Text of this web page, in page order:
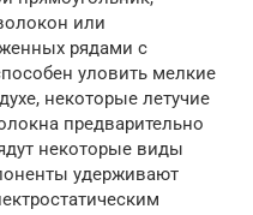
или
рядами с
уловить мелкие
некоторые летучие
предварительно
некоторые виды
удерживают